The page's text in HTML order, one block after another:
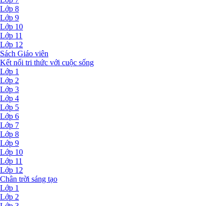
Lớp 8
Lớp 9
Lớp 10
Lớp 11
Lớp 12
Sách Giáo viên
Kết nối tri thức với cuộc sống
Lớp 1
Lớp 2
Lớp 3
Lớp 4
Lớp 5
Lớp 6
Lớp 7
Lớp 8
Lớp 9
Lớp 10
Lớp 11
Lớp 12
Chân trời sáng tạo
Lớp 1
Lớp 2